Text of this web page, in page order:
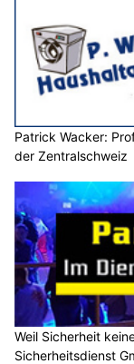
Patrick Wacker:
der Zentralschweiz
Weil Sicherheit
Sicherheitsdienst